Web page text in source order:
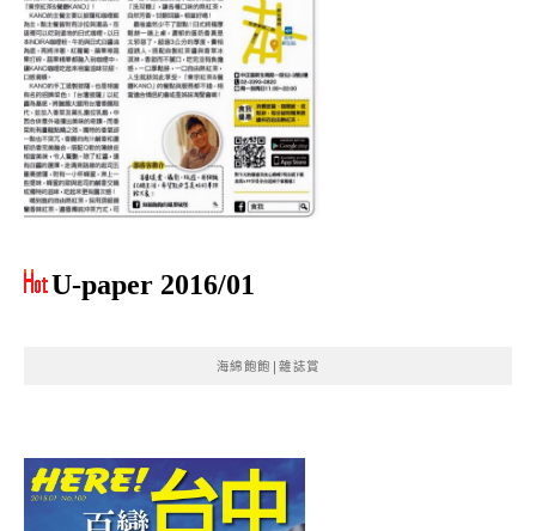
U-paper 2016/01
海綿飽飽|雜誌賞